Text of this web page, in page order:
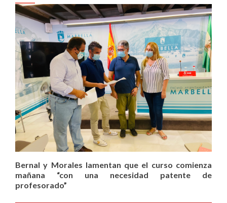
Bernal y Morales lamentan que el curso comienza
mañana “con una necesidad patente de
profesorado”